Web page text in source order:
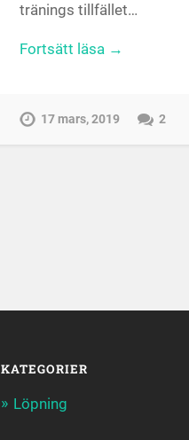
tränings tillfället…
Fortsätt läsa →
17 mars, 2019 2
KATEGORIER
Löpning